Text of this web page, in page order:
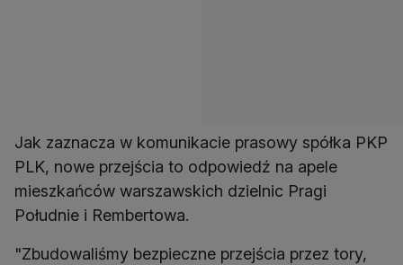
Jak zaznacza w komunikacie prasowy spółka PKP
PLK, nowe przejścia to odpowiedź na apele
mieszkańców warszawskich dzielnic Pragi
Południe i Rembertowa.
"Zbudowaliśmy bezpieczne przejścia przez tory,